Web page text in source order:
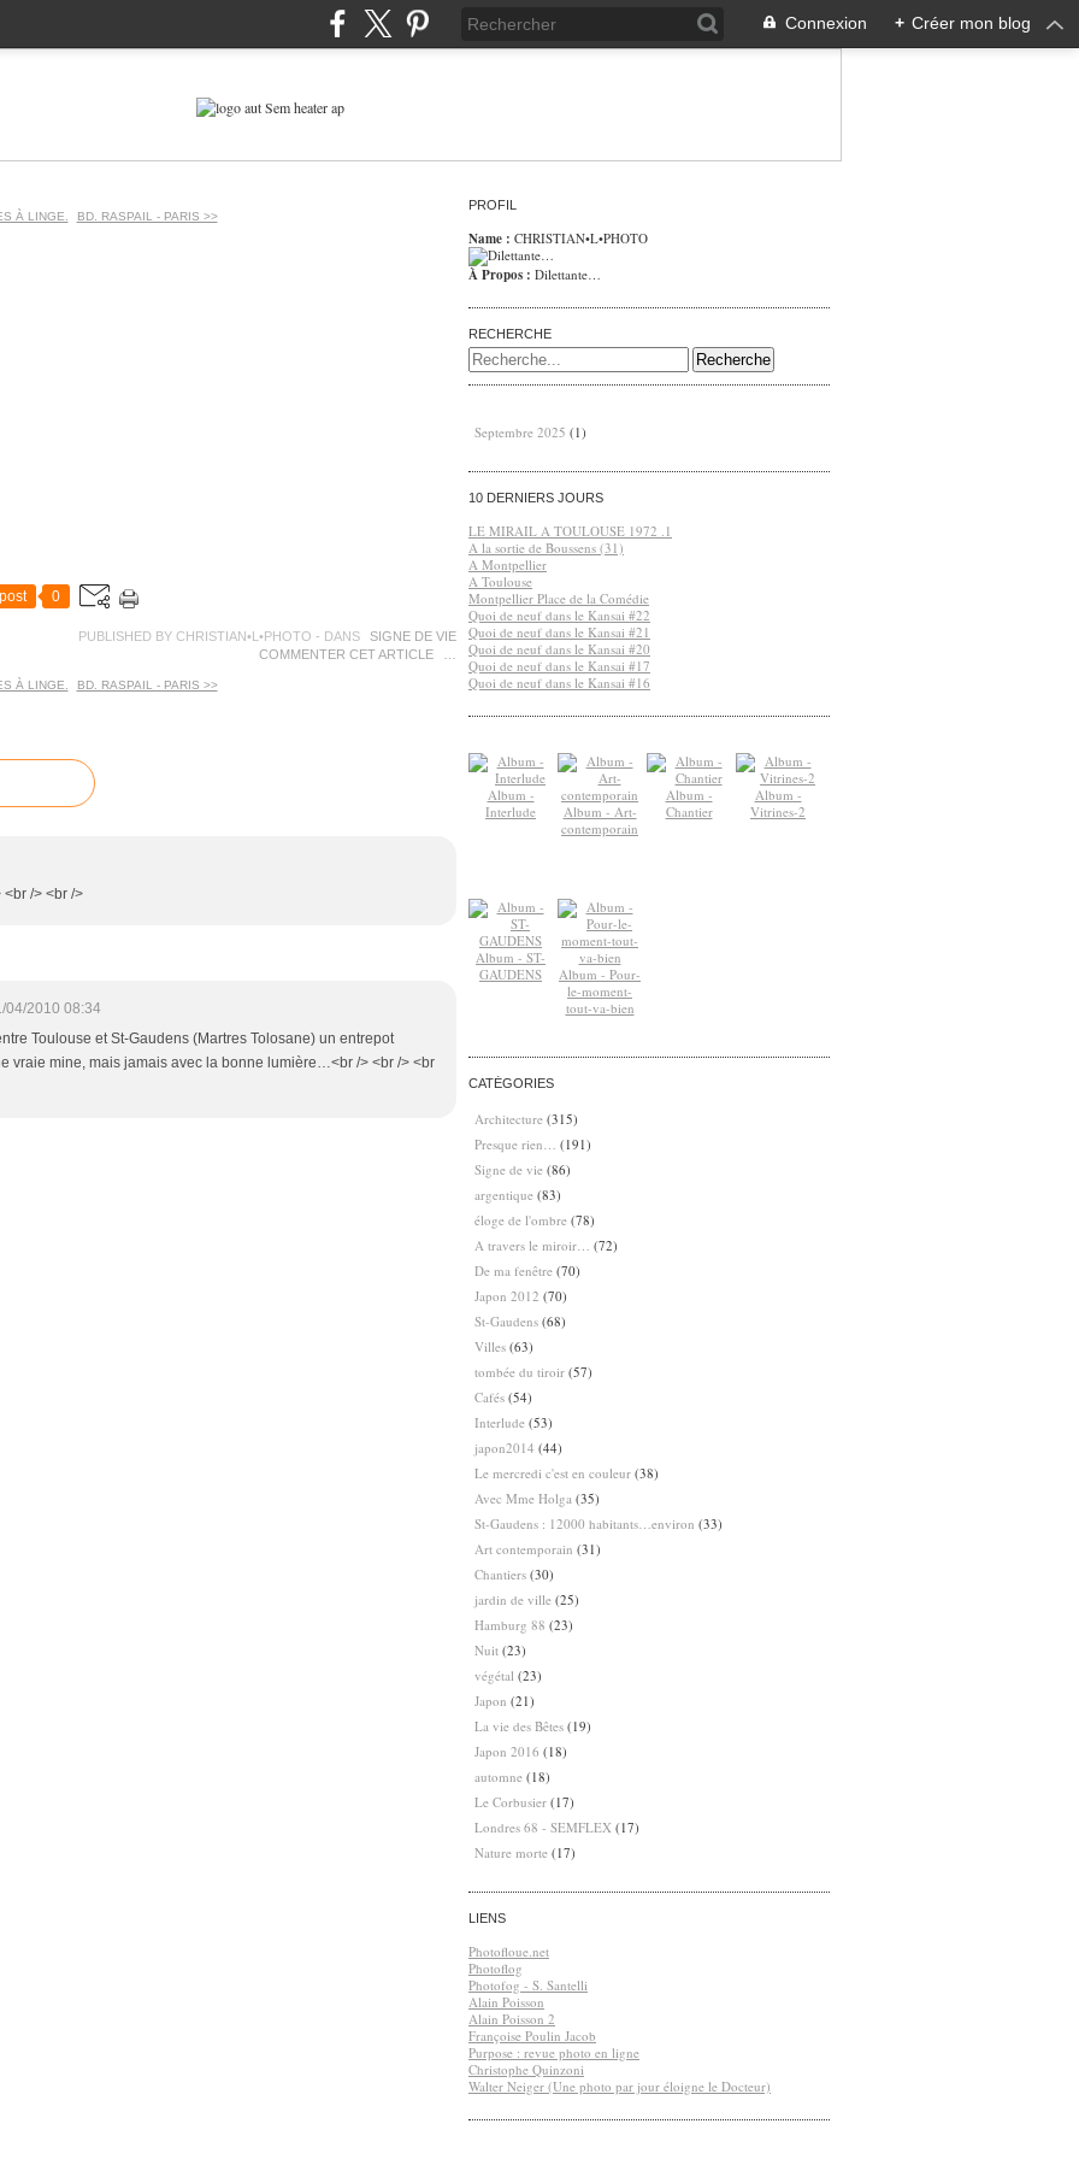
Connexion + Créer mon blog
À LINGE. BD. RASPAIL - PARIS >>
0
PUBLISHED BY CHRISTIAN•L•PHOTO - DANS
SIGNE DE VIE
COMMENTER CET ARTICLE
À LINGE. BD. RASPAIL - PARIS >>
/> <br />
04/2010 08:34
Toulouse et St-Gaudens (Martres Tolosane) un entrepot
vraie mine, mais jamais avec la bonne lumière…<br /> <br /> <br
PROFIL
Name : CHRISTIAN•L•PHOTO
À Propos : Dilettante…
RECHERCHE
Septembre 2025 (1)
10 DERNIERS JOURS
LE MIRAIL A TOULOUSE 1972 .1
A la sortie de Boussens (31)
A Montpellier
A Toulouse
Montpellier Place de la Comédie
Quoi de neuf dans le Kansai #22
Quoi de neuf dans le Kansai #21
Quoi de neuf dans le Kansai #20
Quoi de neuf dans le Kansai #17
Quoi de neuf dans le Kansai #16
Album -
Interlude
Album - Art-
contemporain
Album -
Chantier
Album -
Vitrines-2
Album - ST-
GAUDENS
Album - Pour-
le-moment-
tout-va-bien
CATÉGORIES
Architecture (315)
Presque rien…
(191)
Signe de vie (86)
argentique (83)
éloge de l'ombre (78)
A travers le miroir…
(72)
De ma fenêtre (70)
Japon 2012 (70)
St-Gaudens (68)
Villes (63)
tombée du tiroir (57)
Cafés (54)
Interlude (53)
japon2014 (44)
Le mercredi c'est en couleur (38)
Avec Mme Holga (35)
St-Gaudens : 12000 habitants…environ (33)
Art contemporain (31)
Chantiers (30)
jardin de ville (25)
Hamburg 88 (23)
Nuit (23)
végétal (23)
Japon (21)
La vie des Bêtes (19)
Japon 2016 (18)
automne (18)
Le Corbusier (17)
Londres 68 - SEMFLEX (17)
Nature morte (17)
LIENS
Photofloue.net
Photoflog
Photofog - S. Santelli
Alain Poisson
Alain Poisson 2
Françoise Poulin Jacob
Purpose : revue photo en ligne
Christophe Quinzoni
Walter Neiger (Une photo par jour éloigne le Docteur)